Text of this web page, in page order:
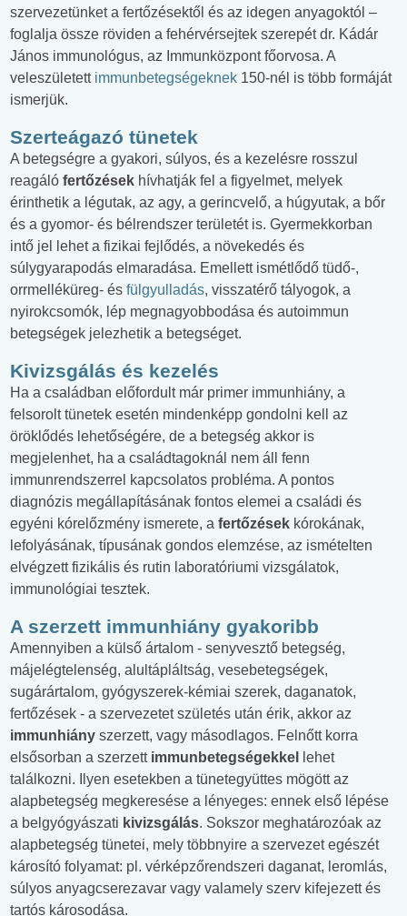
szervezetünket a fertőzésektől és az idegen anyagoktól –
foglalja össze röviden a fehérvérsejtek szerepét dr. Kádár
János immunológus, az Immunközpont főorvosa. A
veleszületett immunbetegségeknek 150-nél is több formáját
ismerjük.
Szerteágazó tünetek
A betegségre a gyakori, súlyos, és a kezelésre rosszul
reagáló fertőzések hívhatják fel a figyelmet, melyek
érinthetik a légutak, az agy, a gerincvelő, a húgyutak, a bőr
és a gyomor- és bélrendszer területét is. Gyermekkorban
intő jel lehet a fizikai fejlődés, a növekedés és
súlygyarapodás elmaradása. Emellett ismétlődő tüdő-,
orrmelléküreg- és fülgyulladás, visszatérő tályogok, a
nyirokcsomók, lép megnagyobbodása és autoimmun
betegségek jelezhetik a betegséget.
Kivizsgálás és kezelés
Ha a családban előfordult már primer immunhiány, a
felsorolt tünetek esetén mindenképp gondolni kell az
öröklődés lehetőségére, de a betegség akkor is
megjelenhet, ha a családtagoknál nem áll fenn
immunrendszerrel kapcsolatos probléma. A pontos
diagnózis megállapításának fontos elemei a családi és
egyéni kórelőzmény ismerete, a fertőzések kórokának,
lefolyásának, típusának gondos elemzése, az ismételten
elvégzett fizikális és rutin laboratóriumi vizsgálatok,
immunológiai tesztek.
A szerzett immunhiány gyakoribb
Amennyiben a külső ártalom - senyvesztő betegség,
májelégtelenség, alultápláltság, vesebetegségek,
sugárártalom, gyógyszerek-kémiai szerek, daganatok,
fertőzések - a szervezetet születés után érik, akkor az
immunhiány szerzett, vagy másodlagos. Felnőtt korra
elsősorban a szerzett immunbetegségekkel
lehet
találkozni. Ilyen esetekben a tünetegyüttes mögött az
alapbetegség megkeresése a lényeges: ennek első lépése
a belgyógyászati kivizsgálás. Sokszor meghatározóak az
alapbetegség tünetei, mely többnyire a szervezet egészét
károsító folyamat: pl. vérképzőrendszeri daganat, leromlás,
súlyos anyagcserezavar vagy valamely szerv kifejezett és
tartós károsodása.